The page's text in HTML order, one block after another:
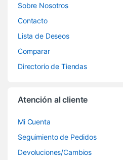
Sobre Nosotros
Contacto
Lista de Deseos
Comparar
Directorio de Tiendas
Atención al cliente
Mi Cuenta
Seguimiento de Pedidos
Devoluciones/Cambios